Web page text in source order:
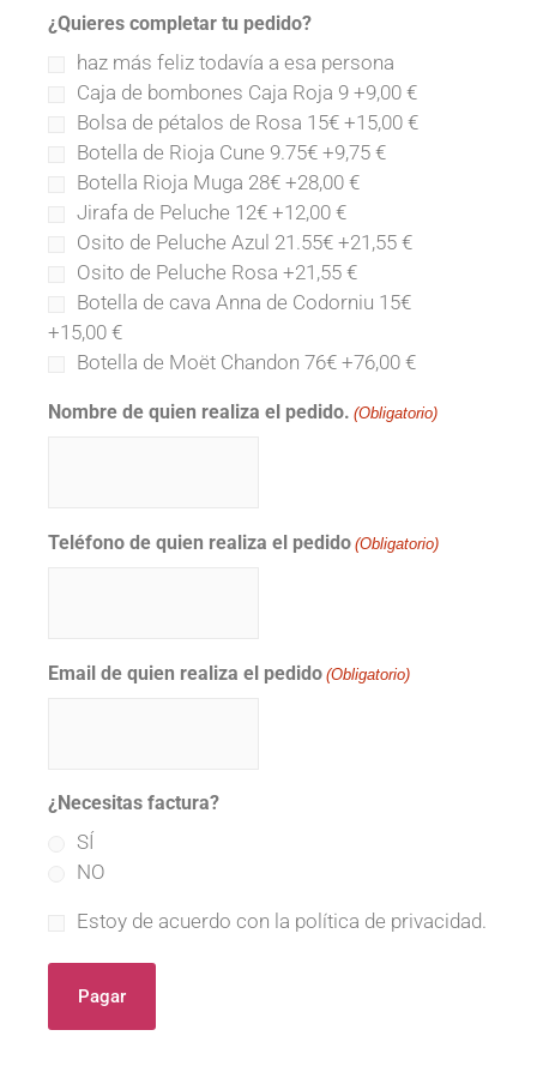
¿Quieres completar tu pedido?
haz más feliz todavía a esa persona
Caja de bombones Caja Roja 9 +9,00 €
Bolsa de pétalos de Rosa 15€ +15,00 €
Botella de Rioja Cune 9.75€ +9,75 €
Botella Rioja Muga 28€ +28,00 €
Jirafa de Peluche 12€ +12,00 €
Osito de Peluche Azul 21.55€ +21,55 €
Osito de Peluche Rosa +21,55 €
Botella de cava Anna de Codorniu 15€
+15,00 €
Botella de Moët Chandon 76€ +76,00 €
Nombre de quien realiza el pedido. (Obligatorio)
Teléfono de quien realiza el pedido (Obligatorio)
Email de quien realiza el pedido (Obligatorio)
¿Necesitas factura?
SÍ
NO
Estoy de acuerdo con la política de privacidad.